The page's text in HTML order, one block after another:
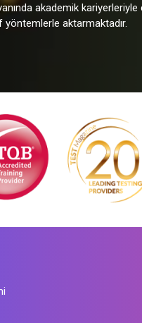
akademik
aktarmaktadır.